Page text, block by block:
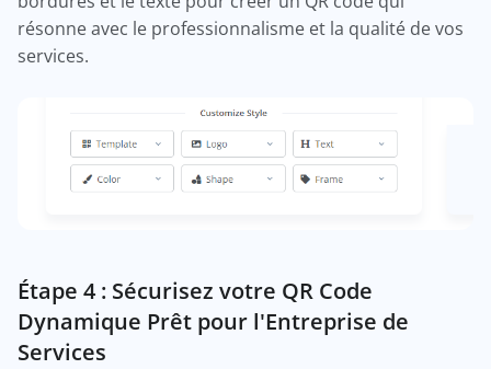
résonne avec le professionnalisme et la qualité de vos
services.
Étape 4 : Sécurisez votre QR Code
Dynamique Prêt pour l'Entreprise de
Services